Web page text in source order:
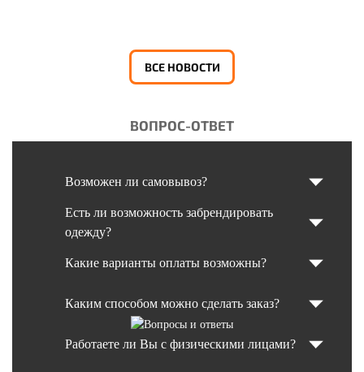
ВСЕ НОВОСТИ
ВОПРОС-ОТВЕТ
Возможен ли самовывоз?
Есть ли возможность забрендировать
одежду?
Какие варианты оплаты возможны?
Каким способом можно сделать заказ?
Работаете ли Вы с физическими лицами?